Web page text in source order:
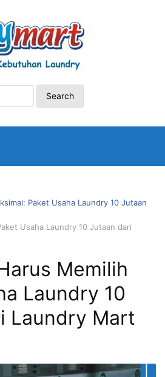
Search
Paket Usaha Laundry 10 Jutaan
Usaha Laundry 10 Jutaan dari
Memilih
Laundry 10
Laundry Mart